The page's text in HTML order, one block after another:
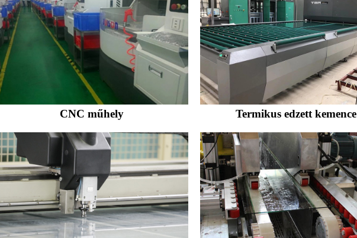
CNC műhely Termikus edzett kemence